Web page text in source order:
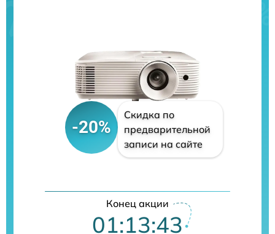
-20%
Скидка по
предварительной
записи на сайте
Конец акции
01:13:42